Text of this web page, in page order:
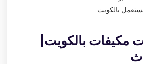
بالكويت
مكيفات بالكويت|